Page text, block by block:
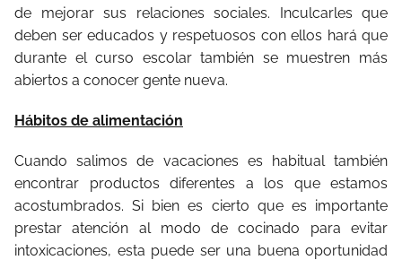
de mejorar sus relaciones sociales. Inculcarles que
deben ser educados y respetuosos con ellos hará que
durante el curso escolar también se muestren más
abiertos a conocer gente nueva.
Hábitos de alimentación
Cuando salimos de vacaciones es habitual también
encontrar productos diferentes a los que estamos
acostumbrados. Si bien es cierto que es importante
prestar atención al modo de cocinado para evitar
intoxicaciones, esta puede ser una buena oportunidad